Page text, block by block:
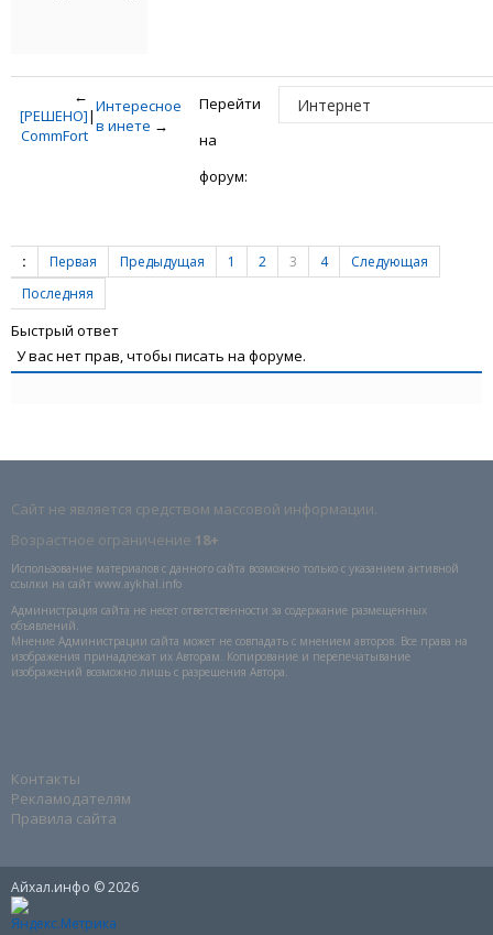
←
[РЕШЕНО]
CommFort
|Интересное
в инете →
Перейти
на
форум:
: Первая Предыдущая 1 2 3 4
Следующая
Последняя
Быстрый ответ
У вас нет прав, чтобы писать на форуме.
Сайт не является средством массовой информации.
Возрастное ограничение 18+
Использование материалов с данного сайта возможно только с указанием активной
ссылки на сайт www.aykhal.info
Администрация сайта не несет ответственности за содержание размещенных
объявлений.
Мнение Администрации сайта может не совпадать с мнением авторов. Все права на
изображения принадлежат их Авторам. Копирование и перепечатывание
изображений возможно лишь с разрешения Автора.
Контакты
Рекламодателям
Правила сайта
Айхал.инфо © 2026